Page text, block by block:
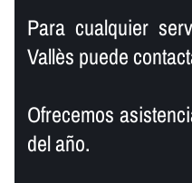
Para cualquier
Vallès puede
Ofrecemos
del año.